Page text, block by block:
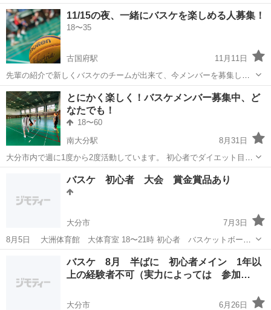
成形された製品の外観をチェック ②手直し加工 ③箱に並べて入れる
④出荷準備 ※未経験者でも、大歓迎です！！ ※随時、工場見学受付中
です！！ 【ST...
大分 その他
11/15の夜、一緒にバスケを楽しめる人募集！
18〜35
古国府駅
11月11日
先輩の紹介で新しくバスケのチームが出来て、今メンバーを募集して
います😊 周りの方々は経験者が多く、経験者の方だと嬉しいです！
11/15（日）の20時〜22時の2時間 場所：南大分体育館 500円 （高校生
以下は無料） 気...
大分 大分市 古国府駅 バスケットボール バスケ
とにかく楽しく！バスケメンバー募集中、ど
なたでも！
18〜60
南大分駅
8月31日
大分市内で週に1度から2度活動しています。 初心者でダイエット目的
の方もいらっしゃいます。 参加は自由！ご都合が付く時に お気軽にご
参加下さい！ 女性も、男性も問いません。 ご参加お待ちしておりま
す。 バスケットの、コーチと...
南大分駅 バスケットボール バスケ
バスケ 初心者 大会 賞金賞品あり
大分市
7月3日
8月5日 大洲体育館 大体育室 18〜21時 初心者 バスケットボー
ル 大会を 開催しますw 参加費無料 賞金 賞品 あります！ （1人ゆ
きち は 手に入ります！www 10分2クオーター 1チーム 5〜8人 ...
バスケットボール 大会
バスケ 8月 半ばに 初心者メイン 1年以
上の経験者不可（実力によっては 参加…
大分市
6月26日